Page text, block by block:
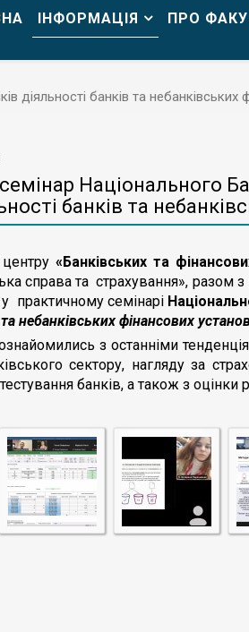
ІНФОРМАЦІЯ ПРО
діяльності банків та небанківських
Національного
банків та
«Банківських та
справа та страхування»,
практичному семінарі
небанківських фінансових
з останніми
сектору, нагляду за
банків, а також з оцінки